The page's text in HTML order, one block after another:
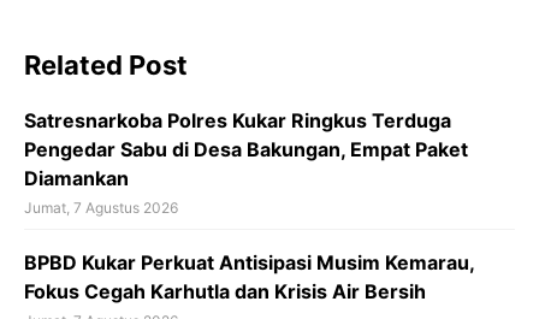
o
o
k
Related Post
Satresnarkoba Polres Kukar Ringkus Terduga
Pengedar Sabu di Desa Bakungan, Empat Paket
Diamankan
Jumat, 7 Agustus 2026
BPBD Kukar Perkuat Antisipasi Musim Kemarau,
Fokus Cegah Karhutla dan Krisis Air Bersih